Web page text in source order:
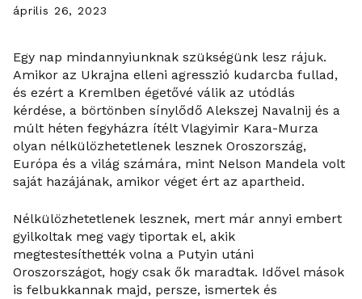
április 26, 2023
Egy nap mindannyiunknak szükségünk lesz rájuk.
Amikor az Ukrajna elleni agresszió kudarcba fullad,
és ezért a Kremlben égetővé válik az utódlás
kérdése, a börtönben sínylődő Alekszej Navalnij és a
múlt héten fegyházra ítélt Vlagyimir Kara-Murza
olyan nélkülözhetetlenek lesznek Oroszország,
Európa és a világ számára, mint Nelson Mandela volt
saját hazájának, amikor véget ért az apartheid.
Nélkülözhetetlenek lesznek, mert már annyi embert
gyilkoltak meg vagy tiportak el, akik
megtestesíthették volna a Putyin utáni
Oroszországot, hogy csak ők maradtak. Idővel mások
is felbukkannak majd, persze, ismertek és